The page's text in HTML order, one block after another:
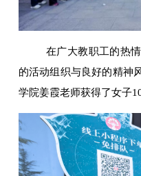
在广大教职工的热
的活动组织与良好的精神
学院姜霞老师获得了女子